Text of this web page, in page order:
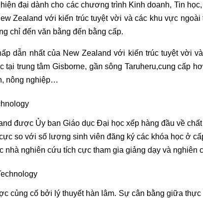
đại dành cho các chương trình Kinh doanh, Tin
Zealand với kiến ​​trúc tuyệt vời và các khu vực
chỉ đến văn bằng đến bằng cấp.
dẫn nhất của New Zealand với kiến ​​trúc tuyệt vời
trung tâm Gisborne, gần sông Taruheru,cung cấp
nông nghiệp…
được Ủy ban Giáo dục Đại học xếp hàng đầu về
so với số lượng sinh viên đăng ký các khóa học ở
nghiên cứu tích cực tham gia giảng dạy và nghiên
củng cố bởi lý thuyết hàn lâm. Sự cân bằng giữa